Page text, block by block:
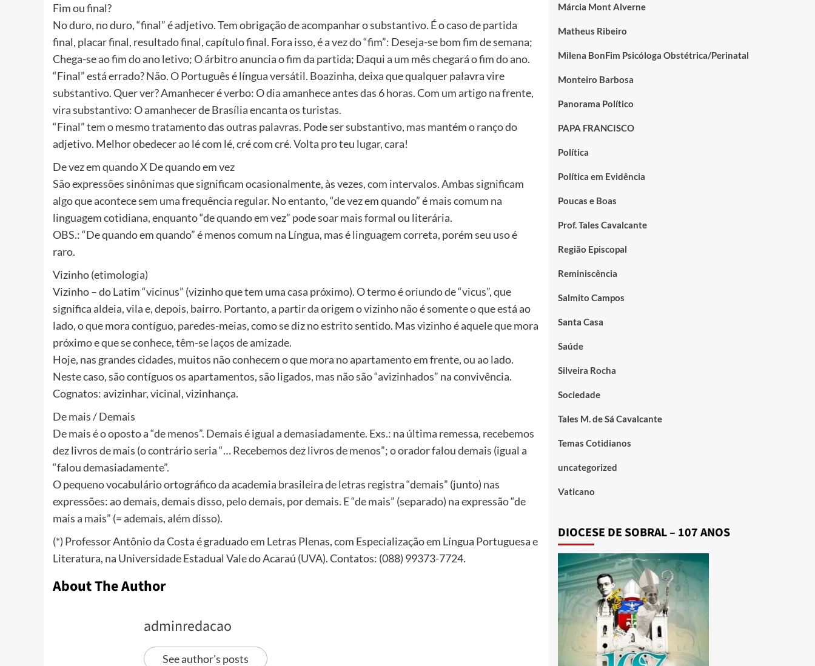
Fim ou final?
No duro, no duro, “final” é adjetivo. Tem obrigação de acompanhar o substantivo. É o caso de partida
final, placar final, resultado final, capítulo final. Fora isso, é a vez do “fim”: Deseja-se bom fim de semana;
Chega-se ao fim do ano letivo; O árbitro anuncia o fim da partida; Daqui a um mês chegará o fim do ano.
“Final” está errado? Não. O Português é língua versátil. Boazinha, deixa que qualquer palavra vire
substantivo. Quer ver? Amanhecer é verbo: O dia amanhece antes das 6 horas. Com um artigo na frente,
vira substantivo: O amanhecer de Brasília encanta os turistas.
“Final” tem o mesmo tratamento das outras palavras. Pode ser substantivo, mas mantém o ranço do
adjetivo. Melhor obedecer ao lé com lé, cré com cré. Volta pro teu lugar, cara!
De vez em quando X De quando em vez
São expressões sinônimas que significam ocasionalmente, às vezes, com intervalos. Ambas significam
algo que acontece sem uma frequência regular. No entanto, “de vez em quando” é mais comum na
linguagem cotidiana, enquanto “de quando em vez” pode soar mais formal ou literária.
OBS.: “De quando em quando” é menos comum na Língua, mas é linguagem correta, porém seu uso é
raro.
Vizinho (etimologia)
Vizinho – do Latim “vicinus” (vizinho que tem uma casa próximo). O termo é oriundo de “vicus”, que
significa aldeia, vila e, depois, bairro. Portanto, a partir da origem o vizinho não é somente o que está ao
lado, o que mora contíguo, paredes-meias, como se diz no estrito sentido. Mas vizinho é aquele que mora
próximo e que se conhece, têm-se laços de amizade.
Hoje, nas grandes cidades, muitos não conhecem o que mora no apartamento em frente, ou ao lado.
Neste caso, são contíguos os apartamentos, são ligados, mas não são “avizinhados” na convivência.
Cognatos: avizinhar, vicinal, vizinhança.
De mais / Demais
De mais é o oposto a “de menos”. Demais é igual a demasiadamente. Exs.: na última remessa, recebemos
dez livros de mais (o contrário seria “… Recebemos dez livros de menos”; o orador falou demais (igual a
“falou demasiadamente”.
O pequeno vocabulário ortográfico da academia brasileira de letras registra “demais” (junto) nas
expressões: ao demais, demais disso, pelo demais, por demais. E “de mais” (separado) na expressão “de
mais a mais” (= ademais, além disso).
(*) Professor Antônio da Costa é graduado em Letras Plenas, com Especialização em Língua Portuguesa e
Literatura, na Universidade Estadual Vale do Acaraú (UVA). Contatos: (088) 99373-7724.
About The Author
adminredacao
See author's posts
Márcia Mont Alverne
Matheus Ribeiro
Milena BonFim Psicóloga Obstétrica/Perinatal
Monteiro Barbosa
Panorama Político
PAPA FRANCISCO
Política
Política em Evidência
Poucas e Boas
Prof. Tales Cavalcante
Região Episcopal
Reminiscência
Salmito Campos
Santa Casa
Saúde
Silveira Rocha
Sociedade
Tales M. de Sá Cavalcante
Temas Cotidianos
uncategorized
Vaticano
DIOCESE DE SOBRAL – 107 ANOS